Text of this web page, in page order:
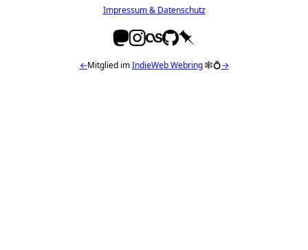
Impressum & Datenschutz
←Mitglied imIndieWeb Webring🕸💍→